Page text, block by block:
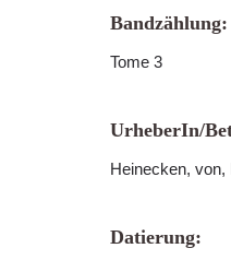
Bandzählung:
Tome 3
UrheberIn/
Heinecken, von,
Datierung: